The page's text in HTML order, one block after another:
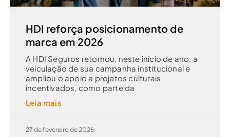
HDI reforça posicionamento de
marca em 2026
A HDI Seguros retomou, neste início de ano, a
veiculação de sua campanha institucional e
ampliou o apoio a projetos culturais
incentivados, como parte da
Leia mais
27 de fevereiro de 2026